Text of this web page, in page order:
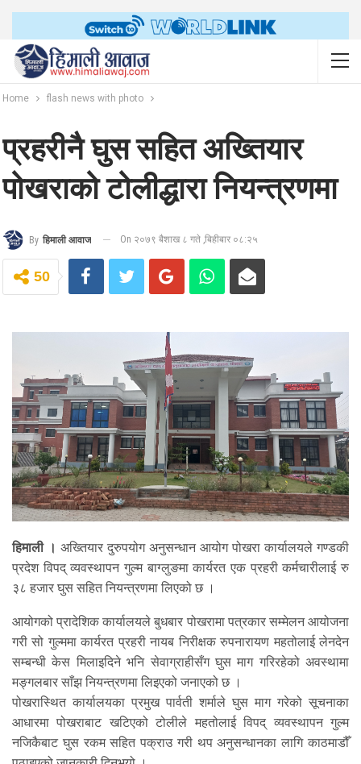
Home flash news with photo
प्रहरीनै घुस सहित अख्तियार
पोखराको टोलीद्धारा नियन्त्रणमा
By हिमाली आवाज On २०७९ बैशाख ८ गते ,बिहीबार ०८:२५
50
हिमाली । अख्तियार दुरुपयोग अनुसन्धान आयोग पोखरा कार्यालयले गण्डकी
प्रदेश विपद् व्यवस्थापन गुल्म बाग्लुङमा कार्यरत एक प्रहरी कर्मचारीलाई रु
३८ हजार घुस सहित नियन्त्रणमा लिएको छ ।
आयोगको प्रादेशिक कार्यालयले बुधबार पोखरामा पत्रकार सम्मेलन आयोजना
गरी सो गुल्ममा कार्यरत प्रहरी नायब निरीक्षक रुपनारायण महतोलाई लेनदेन
सम्बन्धी केस मिलाइदिने भनि सेवाग्राहीसँग घुस माग गरिरहेको अवस्थामा
मङ्गलबार साँझ नियन्त्रणमा लिइएको जनाएको छ ।
पोखरास्थित कार्यालयका प्रमुख पार्वती शर्माले घुस माग गरेको सूचनाका
आधारमा पोखराबाट खटिएको टोलीले महतोलाई विपद् व्यवस्थापन गुल्म
नजिकैबाट घुस रकम सहित पक्राउ गरी थप अनुसन्धानका लागि काठमाडौँ